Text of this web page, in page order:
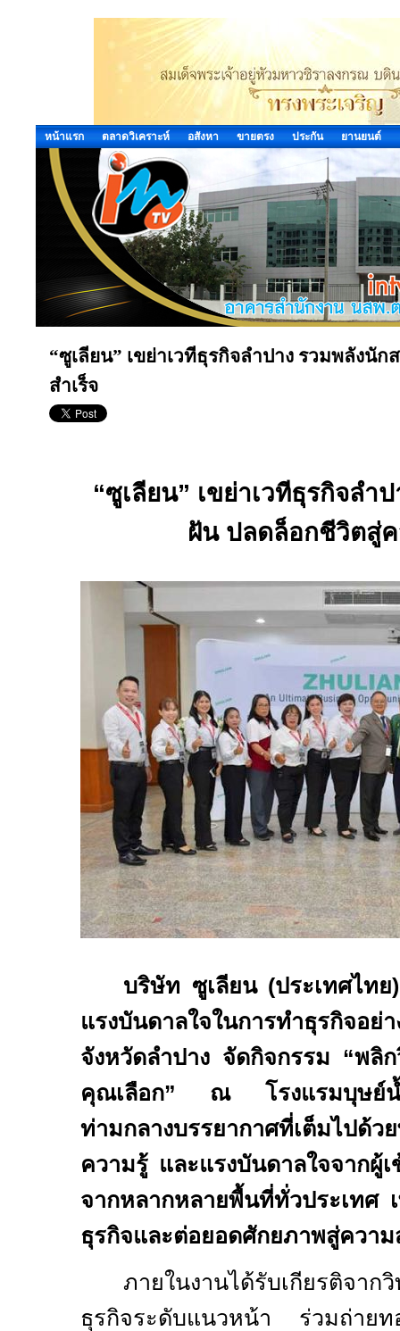
หน้าแรก ตลาดวิเคราะห์ อสังหา ขายตรง ประกัน ยานยนต์
“ซูเลียน” เขย่าเวทีธุรกิจลำปาง รวมพลังนั
สำเร็จ
“ซูเลียน” เขย่าเวทีธุรกิจลำ
ฝัน ปลดล็อกชีวิตสู่ค
บริษัท ซูเลียน (ประเทศไทย
แรงบันดาลใจในการทำธุรกิจอย่
จังหวัดลำปาง จัดกิจกรรม “พลิ
คุณเลือก” ณ โรงแรมบุษย์น้
ท่ามกลางบรรยากาศที่เต็มไปด้ว
ความรู้ และแรงบันดาลใจจากผู้
จากหลากหลายพื้นที่ทั่วประเทศ
ธุรกิจและต่อยอดศักยภาพสู่ความ
ภายในงานได้รับเกียรติจา
ธุรกิจระดับแนวหน้า ร่วมถ่ายท